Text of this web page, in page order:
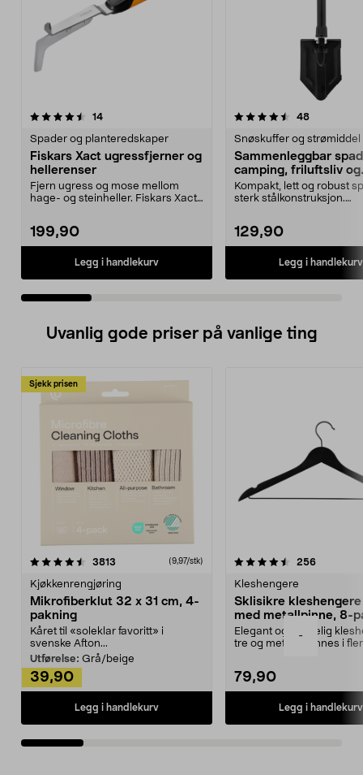
-
14anmeldelser
Spader og planteredskaper
Fiskars Xact ugressfjerner og
hellerenser
Fjern ugress og mose mellom
hage- og steinheller. Fiskars Xact
199,90
Legg i handlekurv
4.5 av 5 stjerner 48
Snøskuffer og strømiddel
Sammenleggbar
camping, friluftsliv og
nødssituasjoner
Kompakt, lett og robust
sterk stålkonstruksjon.
129,90
Legg i handlekurv
4.5 av 5 stjerner
Uvanlig gode priser på vanlige ting
Sjekk prisen
3813 anmeldelser(9,97/stk)
Kjøkkenrengjøring
Mikrofiberklut 32 x 31 cm, 4-
pakning
Kåret til «soleklar favoritt» i
svenske Afton...
Utførelse: Grå/beige
39,90
Legg i handlekurv
4.5av 5 stjerner 256
Kleshengere
Sklisikre
med metallpinne, 8-
Elegant og skikkelig
tre og metall – finnes i
79,90
Legg i handlekurv
4.5av 5 stjerner